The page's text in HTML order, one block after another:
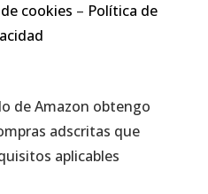
cookies – Política de
de Amazon obtengo
adscritas que
aplicables